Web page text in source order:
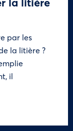
par les
la litière ?
il